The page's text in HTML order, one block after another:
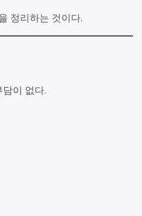
정리하는 것이다.
이 없다.